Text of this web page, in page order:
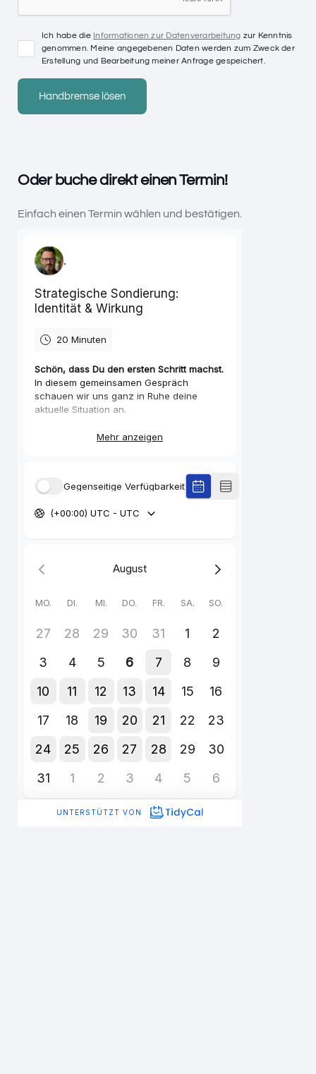
Ich habe die Informationen zur Datenverarbeitung zur Kenntnis
genommen. Meine angegebenen Daten werden zum Zweck der
Erstellung und Bearbeitung meiner Anfrage gespeichert.
Oder buche direkt einen Termin!
Einfach einen Termin wählen und bestätigen.